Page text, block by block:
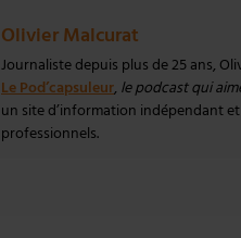
Olivier Malcurat
Journaliste depuis plus de 25 ans,
Le Pod’capsuleur, le podcast qui
un site d’information indépendant
professionnels.